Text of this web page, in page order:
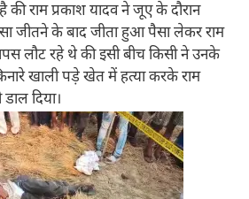
की राम प्रकाश यादव ने जूए के दौरान
जीतने के बाद जीता हुआ पैसा लेकर राम
लौट रहे थे की इसी बीच किसी ने उनके
खाली पड़े खेत में हत्या करके राम
दिया।